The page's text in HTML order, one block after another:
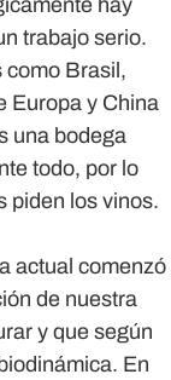
hay
trabajo serio.
como Brasil,
Europa y China
una bodega
todo, por lo
piden los vinos.
actual comenzó
de nuestra
y que según
En